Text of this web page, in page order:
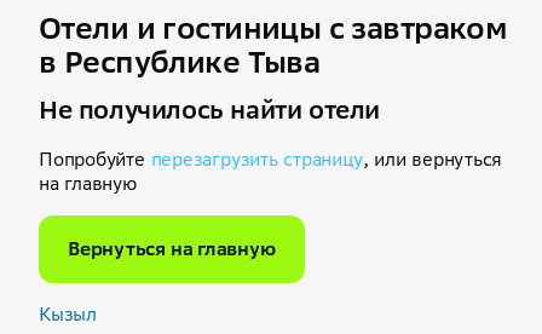
Отели и гостиницы с завтраком
в Республике Тыва
Не получилось найти отели
Попробуйте перезагрузить страницу, или вернуться
на главную
Вернуться на главную
Кызыл